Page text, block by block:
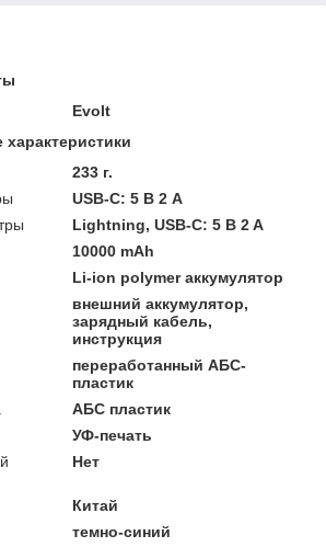
Evolt
233 г.
USB-C: 5 В 2 A
Lightning, USB-C: 5 B 2 A
10000 mAh
Li-ion polymer аккумулятор
внешний аккумулятор,
зарядный кабель,
инструкция
переработанный АБС-
пластик
АБС пластик
УФ-печать
Нет
Китай
темно-синий